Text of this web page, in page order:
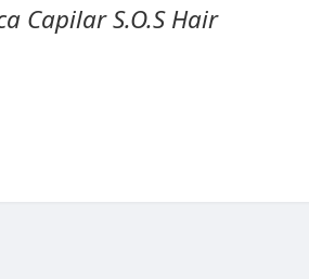
Capilar S.O.S Hair